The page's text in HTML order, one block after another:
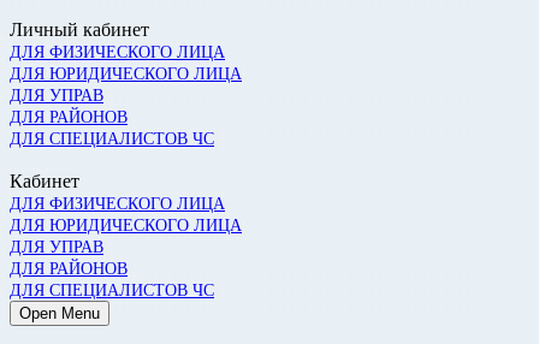
Личный кабинет
ДЛЯ ФИЗИЧЕСКОГО ЛИЦА
ДЛЯ ЮРИДИЧЕСКОГО ЛИЦА
ДЛЯ УПРАВ
ДЛЯ РАЙОНОВ
ДЛЯ СПЕЦИАЛИСТОВ ЧС
Кабинет
ДЛЯ ФИЗИЧЕСКОГО ЛИЦА
ДЛЯ ЮРИДИЧЕСКОГО ЛИЦА
ДЛЯ УПРАВ
ДЛЯ РАЙОНОВ
ДЛЯ СПЕЦИАЛИСТОВ ЧС
Open Menu